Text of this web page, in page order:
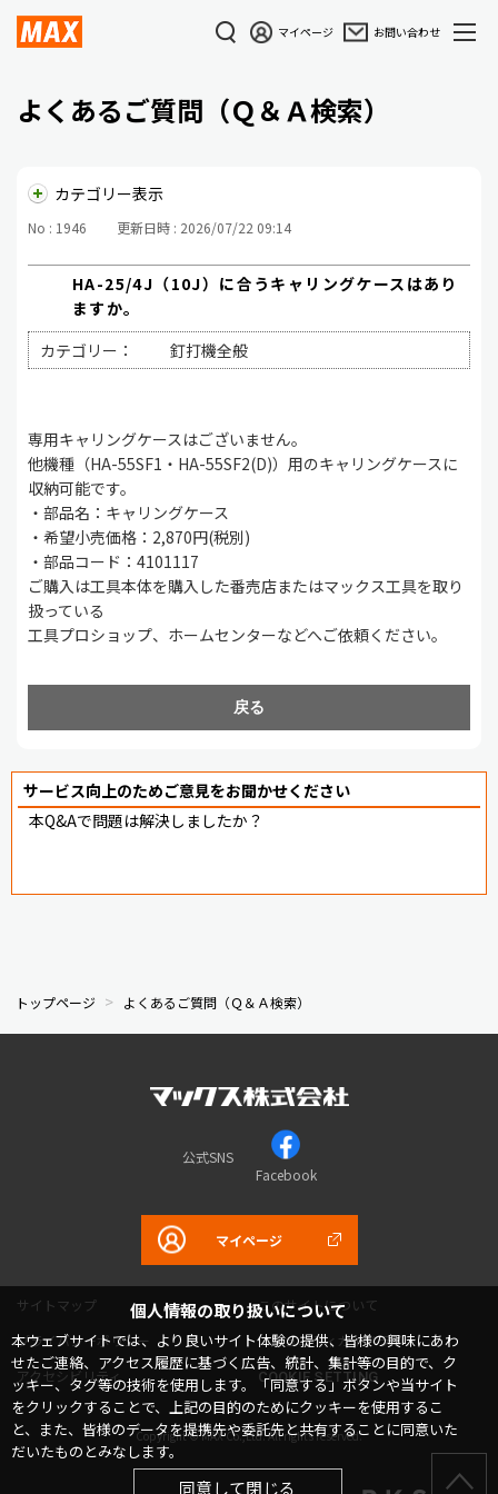
マイページ お問い合わせ
よくあるご質問（Ｑ＆Ａ検索）
個人情報の取り扱いについて
本ウェブサイトでは、より良いサイト体験の提供、皆様の興味にあわ
せたご連絡、アクセス履歴に基づく広告、統計、集計等の目的で、ク
ッキー、タグ等の技術を使用します。「同意する」ボタンや当サイト
をクリックすることで、上記の目的のためにクッキーを使用するこ
と、また、皆様のデータを提携先や委託先と共有することに同意いた
だいたものとみなします。
同意して閉じる
カテゴリー表示
No : 1946 更新日時 : 2026/07/22 09:14
HA-25/4J（10J）に合うキャリングケースはあり
ますか。
カテゴリー：
釘打機全般
専用キャリングケースはございません。
他機種（HA-55SF1・HA-55SF2(D)）用のキャリングケースに
収納可能です。
・部品名：キャリングケース
・希望小売価格：2,870円(税別)
・部品コード：4101117
ご購入は工具本体を購入した番売店またはマックス工具を取り
扱っている
工具プロショップ、ホームセンターなどへご依頼ください。
戻る
サービス向上のためご意見をお聞かせください
本Q&Aで問題は解決しましたか？
トップページ よくあるご質問（Ｑ＆Ａ検索）
公式SNS
Facebook
マイページ
サイトマップ
このサイトについて
プライバシーポリシー
コミュニティガイドライン
アクセシビリティ
COOKIE SETTING
Copyright © MAX Co.,Ltd. All rights reserved.